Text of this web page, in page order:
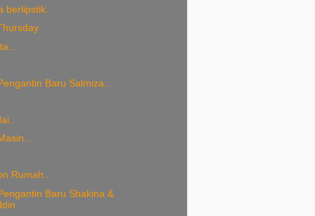
berlipstik..
Baru Salmiza..
Rumah..
Baru Shakina &